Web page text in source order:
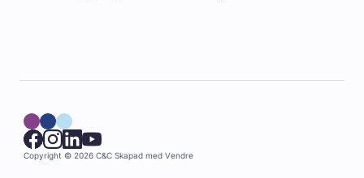
Copyright © 2026 C&C Skapad med Vendre